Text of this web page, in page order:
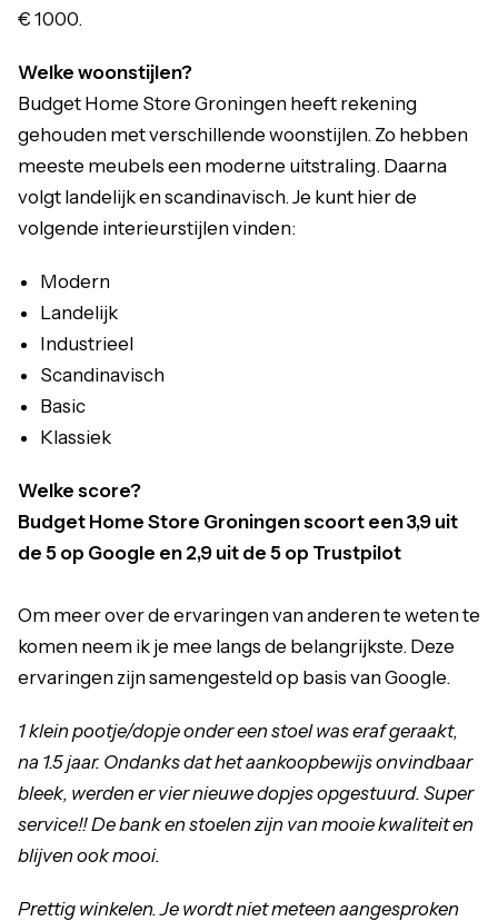
€ 1000.
Welke woonstijlen?
Budget Home Store Groningen heeft rekening
gehouden met verschillende woonstijlen. Zo hebben
meeste meubels een moderne uitstraling. Daarna
volgt landelijk en scandinavisch. Je kunt hier de
volgende interieurstijlen vinden:
Modern
Landelijk
Industrieel
Scandinavisch
Basic
Klassiek
Welke score?
Budget Home Store Groningen scoort een 3,9 uit
de 5 op Google en 2,9 uit de 5 op Trustpilot
Om meer over de ervaringen van anderen te weten te
komen neem ik je mee langs de belangrijkste. Deze
ervaringen zijn samengesteld op basis van Google.
1 klein pootje/dopje onder een stoel was eraf geraakt,
na 1.5 jaar. Ondanks dat het aankoopbewijs onvindbaar
bleek, werden er vier nieuwe dopjes opgestuurd. Super
service!! De bank en stoelen zijn van mooie kwaliteit en
blijven ook mooi.
Prettig winkelen. Je wordt niet meteen aangesproken